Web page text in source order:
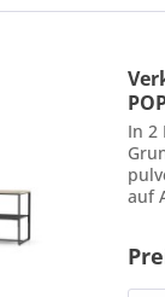
In 2
auf
760